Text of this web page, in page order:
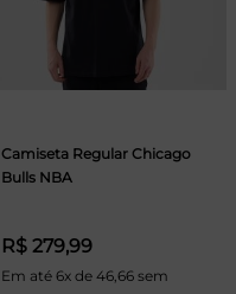
Camiseta Regular Chicago
Bulls NBA
R$ 279,99
Em até 6x de 46,66 sem